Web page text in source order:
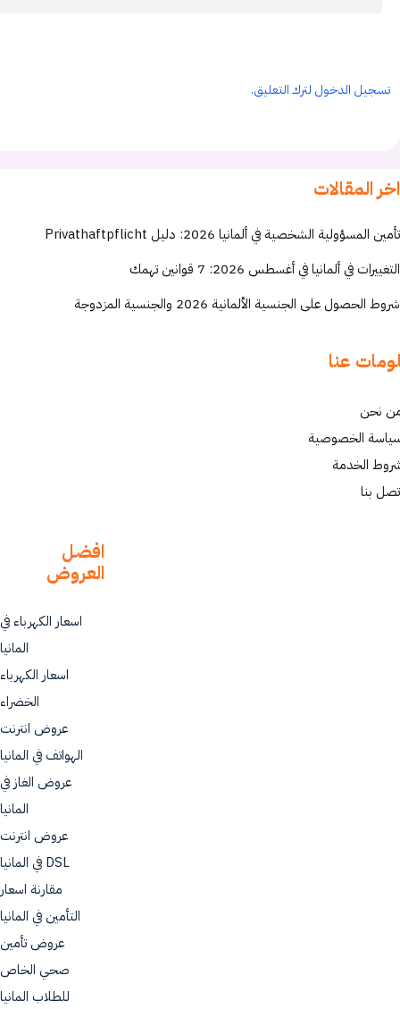
تسجيل الدخول لترك التعليق.
اخر المقالات
تأمين المسؤولية الشخصية في ألمانيا 2026: دليل Privathaftpflicht
التغييرات في ألمانيا في أغسطس 2026: 7 قوانين تهمك
شروط الحصول على الجنسية الألمانية 2026 والجنسية المزدوجة
عنا
نحن
الخصوصية
الخدمة
بنا
افضل
العروض
اسعار الكهرباء في
المانيا
اسعار الكهرباء
الخضراء
عروض انترنت
الهواتف في المانيا
عروض الغاز في
المانيا
عروض انترنت
DSL في المانيا
مقارنة اسعار
التأمين في المانيا
عروض تأمين
صحي الخاص
للطلاب المانيا